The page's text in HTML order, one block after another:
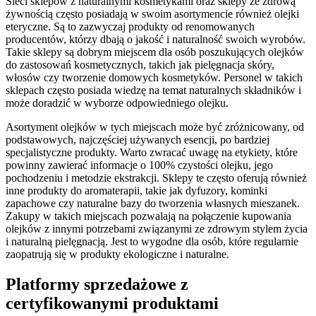
żywnością często posiadają w swoim asortymencie również olejki
eteryczne. Są to zazwyczaj produkty od renomowanych
producentów, którzy dbają o jakość i naturalność swoich wyrobów.
Takie sklepy są dobrym miejscem dla osób poszukujących olejków
do zastosowań kosmetycznych, takich jak pielęgnacja skóry,
włosów czy tworzenie domowych kosmetyków. Personel w takich
sklepach często posiada wiedzę na temat naturalnych składników i
może doradzić w wyborze odpowiedniego olejku.
Asortyment olejków w tych miejscach może być zróżnicowany, od
podstawowych, najczęściej używanych esencji, po bardziej
specjalistyczne produkty. Warto zwracać uwagę na etykiety, które
powinny zawierać informacje o 100% czystości olejku, jego
pochodzeniu i metodzie ekstrakcji. Sklepy te często oferują również
inne produkty do aromaterapii, takie jak dyfuzory, kominki
zapachowe czy naturalne bazy do tworzenia własnych mieszanek.
Zakupy w takich miejscach pozwalają na połączenie kupowania
olejków z innymi potrzebami związanymi ze zdrowym stylem życia
i naturalną pielęgnacją. Jest to wygodne dla osób, które regularnie
zaopatrują się w produkty ekologiczne i naturalne.
Platformy sprzedażowe z
certyfikowanymi produktami